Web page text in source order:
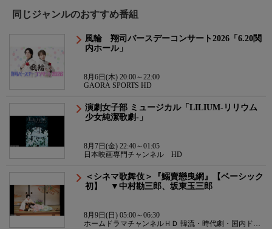
同じジャンルのおすすめ番組
風輪 翔司バースデーコンサート2026「6.20関
内ホール」
8月6日(木) 20:00～22:00
GAORA SPORTS HD
演劇女子部 ミュージカル「LILIUM-リリウム
少女純潔歌劇-」
8月7日(金) 22:40～01:05
日本映画専門チャンネル HD
＜シネマ歌舞伎＞『鰯賣戀曳網』【ベーシック
初】 ▼中村勘三郎、坂東玉三郎
8月9日(日) 05:00～06:30
ホームドラマチャンネルＨＤ 韓流・時代劇・国内ドラ